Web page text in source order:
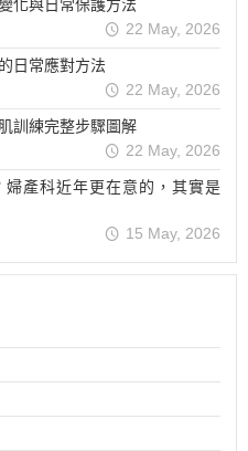
化與日常保護方法
22 May, 2026
日常應對方法
22 May, 2026
訓練完整步驟圖解
22 May, 2026
產科近年更在意的，其實是
15 May, 2026